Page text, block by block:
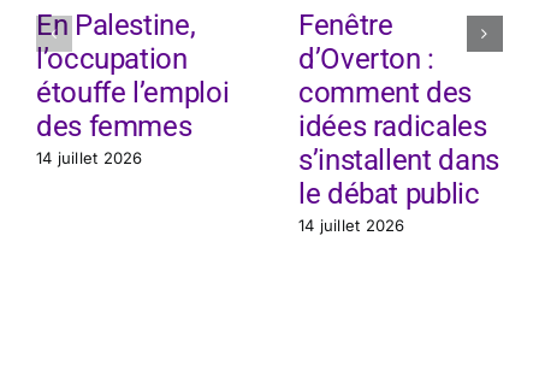
En Palestine,
l’occupation
étouffe l’emploi
des femmes
14 juillet 2026
Fenêtre
d’Overton :
comment des
idées radicales
s’installent dans
le débat public
14 juillet 2026